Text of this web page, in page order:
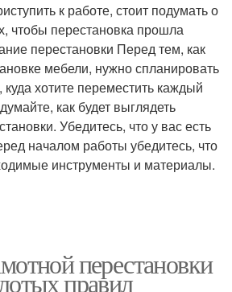
к работе, стоит подумать о
чтобы перестановка прошла
перестановки Перед тем, как
мебели, нужно спланировать
хотите переместить каждый
как будет выглядеть
Убедитесь, что у вас есть
началом работы убедитесь, что
инструменты и материалы.
перестановки
правил